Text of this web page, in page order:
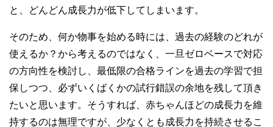
と、どんどん成長力が低下してしまいます。
そのため、何か物事を始める時には、過去の経験のどれが
使えるか？から考えるのではなく、一旦ゼロベースで対応
の方向性を検討し、最低限の合格ラインを過去の学習で担
保しつつ、必ずいくばくかの試行錯誤の余地を残して頂き
たいと思います。そうすれば、赤ちゃんほどの成長力を維
持するのは無理ですが、少なくとも成長力を持続させるこ